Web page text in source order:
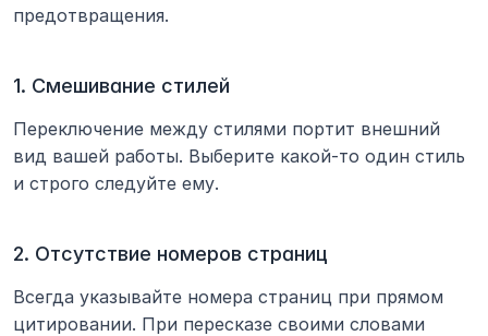
предотвращения.
1. Смешивание стилей
Переключение между стилями портит внешний
вид вашей работы. Выберите какой-то один стиль
и строго следуйте ему.
2. Отсутствие номеров страниц
Всегда указывайте номера страниц при прямом
цитировании. При пересказе своими словами